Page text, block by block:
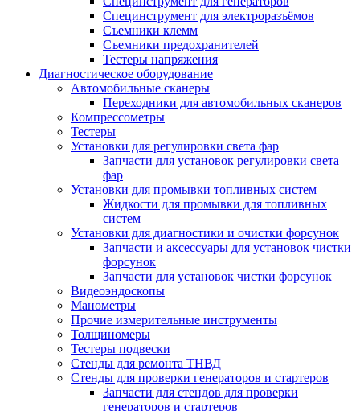
Специнструмент для электроразъёмов
Съемники клемм
Съемники предохранителей
Тестеры напряжения
Диагностическое оборудование
Автомобильные сканеры
Переходники для автомобильных сканеров
Компрессометры
Тестеры
Установки для регулировки света фар
Запчасти для установок регулировки света
фар
Установки для промывки топливных систем
Жидкости для промывки для топливных
систем
Установки для диагностики и очистки форсунок
Запчасти и аксессуары для установок чистки
форсунок
Запчасти для установок чистки форсунок
Видеоэндоскопы
Манометры
Прочие измерительные инструменты
Толщиномеры
Тестеры подвески
Стенды для ремонта ТНВД
Стенды для проверки генераторов и стартеров
Запчасти для стендов для проверки
генераторов и стартеров